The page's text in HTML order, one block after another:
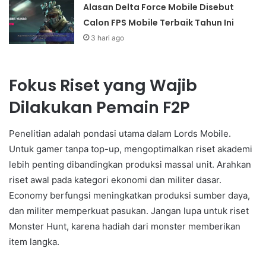
Alasan Delta Force Mobile Disebut
Calon FPS Mobile Terbaik Tahun Ini
3 hari ago
Fokus Riset yang Wajib
Dilakukan Pemain F2P
Penelitian adalah pondasi utama dalam Lords Mobile.
Untuk gamer tanpa top-up, mengoptimalkan riset akademi
lebih penting dibandingkan produksi massal unit. Arahkan
riset awal pada kategori ekonomi dan militer dasar.
Economy berfungsi meningkatkan produksi sumber daya,
dan militer memperkuat pasukan. Jangan lupa untuk riset
Monster Hunt, karena hadiah dari monster memberikan
item langka.